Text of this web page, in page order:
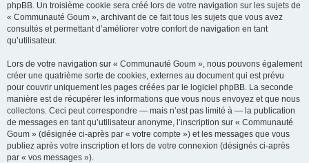
phpBB. Un troisième cookie sera créé lors de votre navigation sur les sujets de
« Communauté Goum », archivant de ce fait tous les sujets que vous avez
consultés et permettant d’améliorer votre confort de navigation en tant
qu’utilisateur.
Lors de votre navigation sur « Communauté Goum », nous pouvons également
créer une quatrième sorte de cookies, externes au document qui est prévu
pour couvrir uniquement les pages créées par le logiciel phpBB. La seconde
manière est de récupérer les informations que vous nous envoyez et que nous
collectons. Ceci peut correspondre — mais n’est pas limité à — la publication
de messages en tant qu’utilisateur anonyme, l’inscription sur « Communauté
Goum » (désignée ci-après par « votre compte ») et les messages que vous
publiez après votre inscription et lors de votre connexion (désignés ci-après
par « vos messages »).